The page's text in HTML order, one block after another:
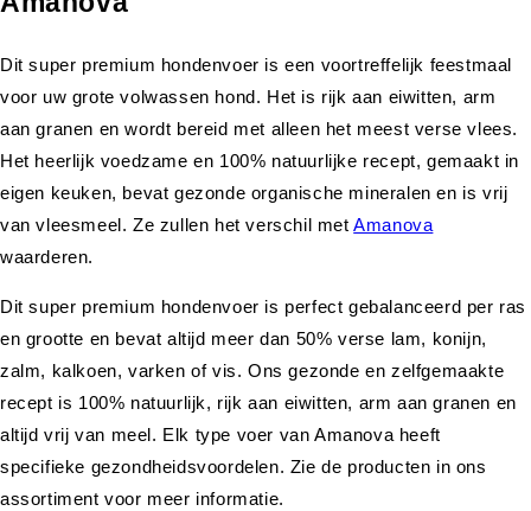
Dit super premium hondenvoer is een voortreffelijk feestmaal
voor uw grote volwassen hond. Het is rijk aan eiwitten, arm
aan granen en wordt bereid met alleen het meest verse vlees.
Het heerlijk voedzame en 100% natuurlijke recept, gemaakt in
eigen keuken, bevat gezonde organische mineralen en is vrij
van vleesmeel. Ze zullen het verschil metAmanova
waarderen.
Dit super premium hondenvoer is perfect gebalanceerd per ras
en grootte en bevat altijd meer dan 50% verse lam, konijn,
zalm, kalkoen, varken of vis. Ons gezonde en zelfgemaakte
recept is 100% natuurlijk, rijk aan eiwitten, arm aan granen en
altijd vrij van meel. Elk type voer van Amanova heeft
specifieke gezondheidsvoordelen. Zie de producten in ons
assortiment voor meer informatie.